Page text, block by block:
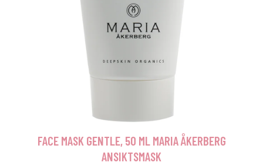
FACE MASK GENTLE, 50 ML MARIA ÅKERBERG
ANSIKTSMASK